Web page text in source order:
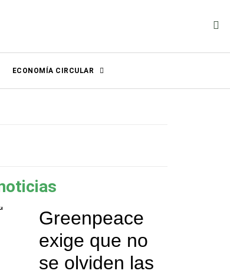
ECONOMÍA CIRCULAR
Greenpeace
exige que no
se olviden las